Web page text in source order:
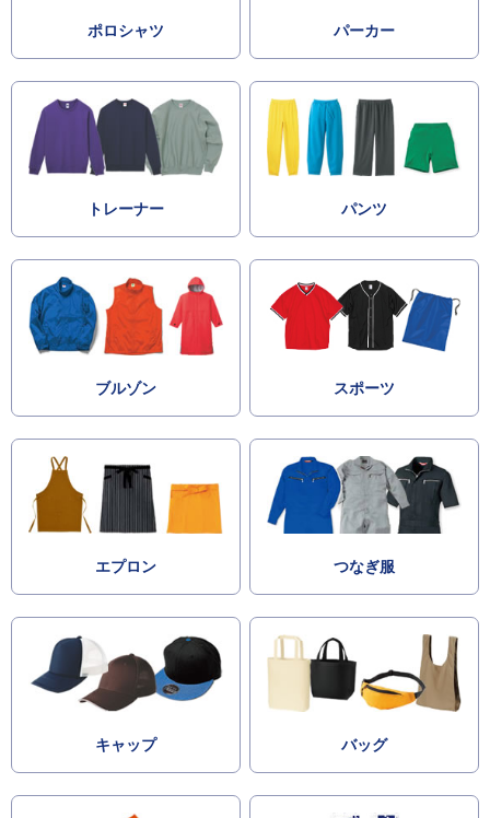
ポロシャツ パーカー
トレーナー パンツ
ブルゾン スポーツ
エプロン つなぎ服
キャップ バッグ